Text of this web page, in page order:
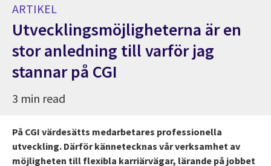
ARTIKEL
Utvecklingsmöjligheterna är en
stor anledning till varför jag
stannar på CGI
3 min read
På CGI värdesätts medarbetares professionella
utveckling. Därför kännetecknas vår verksamhet av
möjligheten till flexibla karriärvägar, lärande på jobbet